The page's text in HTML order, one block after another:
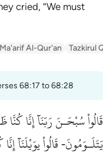
cried, “We must
Ma'arif Al-Qur'an Tazkirul
68:17 to 68:28
قَالُواْ سُبْحَـنَ رَبّنَآ إِنَّا
يَتَلَـوَمُونَ- قَالُواْ يوَيْلَنَآ